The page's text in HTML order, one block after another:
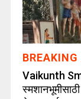
BREAKING
Vaikunth